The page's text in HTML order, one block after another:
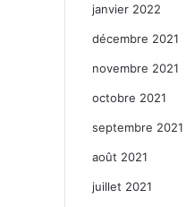
janvier 2022
décembre 2021
novembre 2021
octobre 2021
septembre 2021
août 2021
juillet 2021